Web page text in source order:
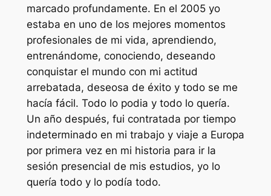
marcado profundamente. En el 2005 yo
estaba en uno de los mejores momentos
profesionales de mi vida, aprendiendo,
entrenándome, conociendo, deseando
conquistar el mundo con mi actitud
arrebatada, deseosa de éxito y todo se me
hacía fácil. Todo lo podia y todo lo quería.
Un año después, fui contratada por tiempo
indeterminado en mi trabajo y viaje a Europa
por primera vez en mi historia para ir la
sesión presencial de mis estudios, yo lo
quería todo y lo podía todo.